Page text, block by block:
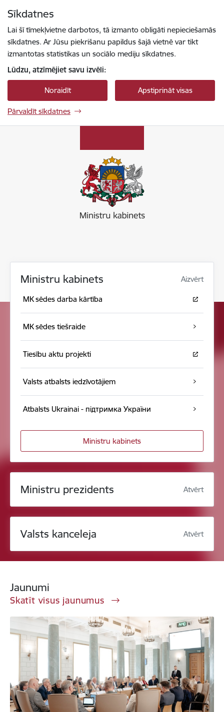
Sīkdatnes
Lai šī tīmekļvietne darbotos, tā izmanto obligāti nepieciešamās
sīkdatnes. Ar Jūsu piekrišanu papildus šajā vietnē var tikt
izmantotas statistikas un sociālo mediju sīkdatnes.
Lūdzu, atzīmējiet savu izvēli:
Noraidīt Apstiprināt visas
Pārvaldīt sīkdatnes
Ministru kabinets Aizvērt
MK sēdes darba kārtība
MK sēdes tiešraide
Tiesību aktu projekti
Valsts atbalsts iedzīvotājiem
Atbalsts Ukrainai - підтримка України
Ministru kabinets
Ministru prezidents Atvērt
Valsts kanceleja Atvērt
Jaunumi
Skatīt visus jaunumus